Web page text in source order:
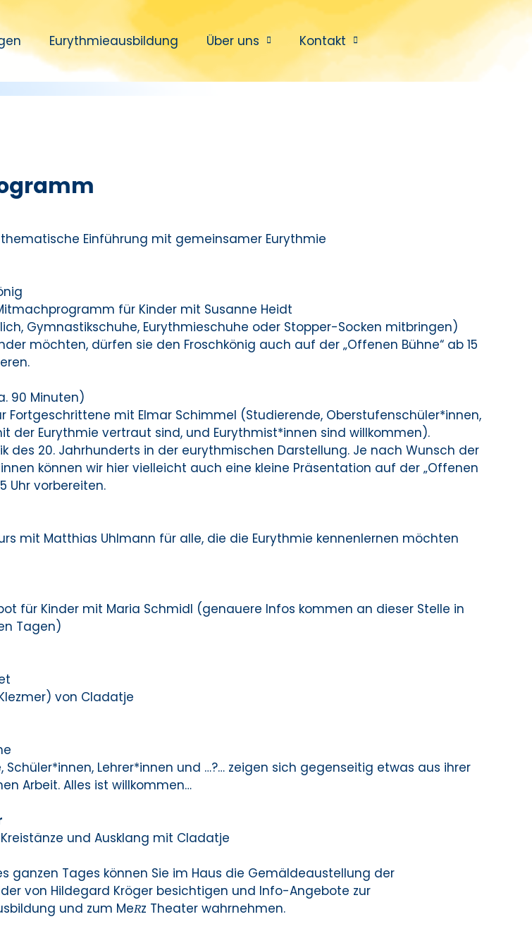
Eurythmieausbildung​ Über uns Kontakt
am 29. März
Einführung mit gemeinsamer Eurythmie
für Kinder mit Susanne Heidt
Gymnastikschuhe, Eurythmieschuhe oder Stopper-Socken mitbringen)
möchten, dürfen sie den Froschkönig auch auf der „Offenen Bühne“ ab 15
90 Minuten)
Fortgeschrittene mit Elmar Schimmel (Studierende, Oberstufenschüler*innen,
der Eurythmie vertraut sind, und Eurythmist*innen sind willkommen).
des 20. Jahrhunderts in der eurythmischen Darstellung. Je nach Wunsch der
können wir hier vielleicht auch eine kleine Präsentation auf der „Offenen
Uhr vorbereiten.
mit Matthias Uhlmann für alle, die die Eurythmie kennenlernen möchten
für Kinder mit Maria Schmidl (genauere Infos kommen an dieser Stelle in
Tagen)
von Cladatje
Schüler*innen, Lehrer*innen und …?… zeigen sich gegenseitig etwas aus ihrer
Arbeit. Alles ist willkommen…
und Ausklang mit Cladatje
ganzen Tages können Sie im Haus die Gemäldeaustellung der
von Hildegard Kröger besichtigen und Info-Angebote zur
und zum MeRz Theater wahrnehmen.